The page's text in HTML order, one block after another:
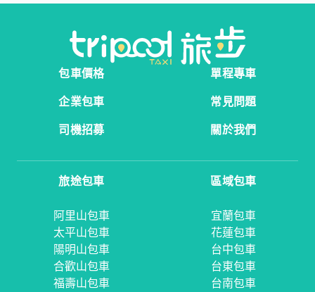
包車價格
單程專車
企業包車
常見問題
司機招募
關於我們
旅途包車
阿里山包車
太平山包車
陽明山包車
合歡山包車
福壽山包車
區域包車
宜蘭包車
花蓮包車
台中包車
台東包車
台南包車